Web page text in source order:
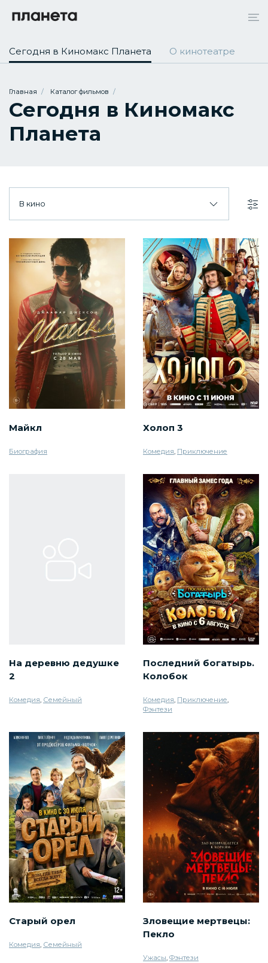
Сегодня в Киномакс Планета О кинотеатре
Главная Каталог фильмов
Сегодня в Киномакс
Планета
В кино
Майкл
Биография
Холоп 3
Комедия Приключение
На деревню дедушке
2
Комедия, Семейный
Последний богатырь.
Колобок
Комедия, Приключение,
Фэнтези
Старый орел
Комедия, Семейный
Зловещие мертвецы:
Пекло
Ужасы, Фэнтези